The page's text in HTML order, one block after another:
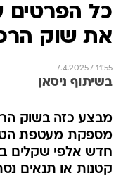
כל
את שוק
7.4.2025 / 11:55
בשיתוף ניסאן
מבצע כזה בשוק
מספקת מעטפת
חדש אלפי שקלים
קטנות או תנאים